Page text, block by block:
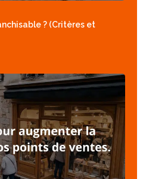
? (Critères et